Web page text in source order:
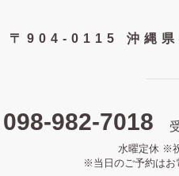
〒904-0115 沖縄県
098-982-7018
水曜定休 ※
※当日のご予約はお